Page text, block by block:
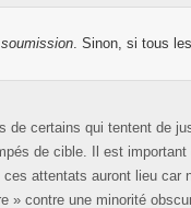
soumission. Sinon, si tous
de certains qui tentent de
de cible. Il est
attentats auront lieu car
» contre une minorité